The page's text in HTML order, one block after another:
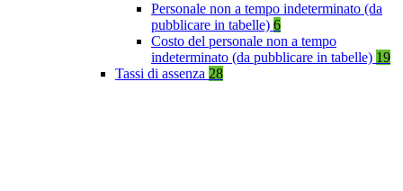
Personale non a tempo indeterminato (da
pubblicare in tabelle) 6
Costo del personale non a tempo
indeterminato (da pubblicare in tabelle) 19
Tassi di assenza 28